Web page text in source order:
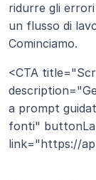
ridurre gli
un flusso di
Cominciamo.
<CTA
a prompt
fonti"
link="https://